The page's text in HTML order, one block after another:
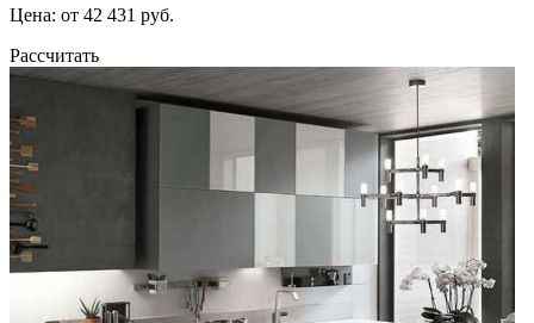
Цена: от 42 431 руб.
Рассчитать